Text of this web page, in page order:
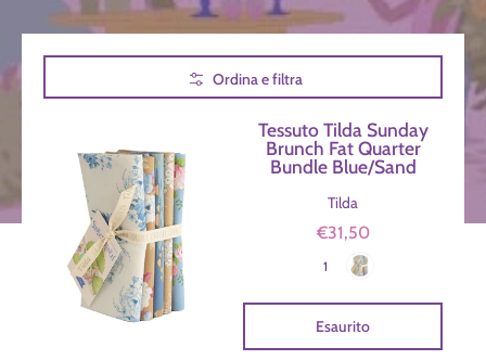
Passa al contenuto principaleOrdina e filtra
Tessuto Tilda Sunday
Brunch Fat Quarter
Bundle Blue/Sand
Tilda
€31,50
Colore
1
Esaurito